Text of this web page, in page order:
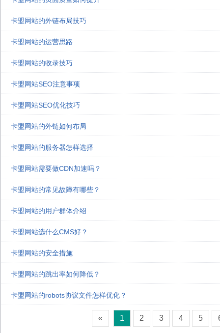
卡盟网站的外链布局技巧
卡盟网站的运营思路
卡盟网站的收录技巧
卡盟网站SEO注意事项
卡盟网站SEO优化技巧
卡盟网站的外链如何布局
卡盟网站的服务器怎样选择
卡盟网站需要做CDN加速吗？
卡盟网站的常见故障有哪些？
卡盟网站的用户群体介绍
卡盟网站选什么CMS好？
卡盟网站的安全措施
卡盟网站的跳出率如何降低？
卡盟网站的robots协议文件怎样优化？
« 1 2 3 4 5